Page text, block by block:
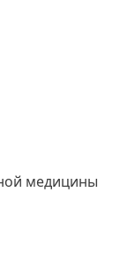
медицины